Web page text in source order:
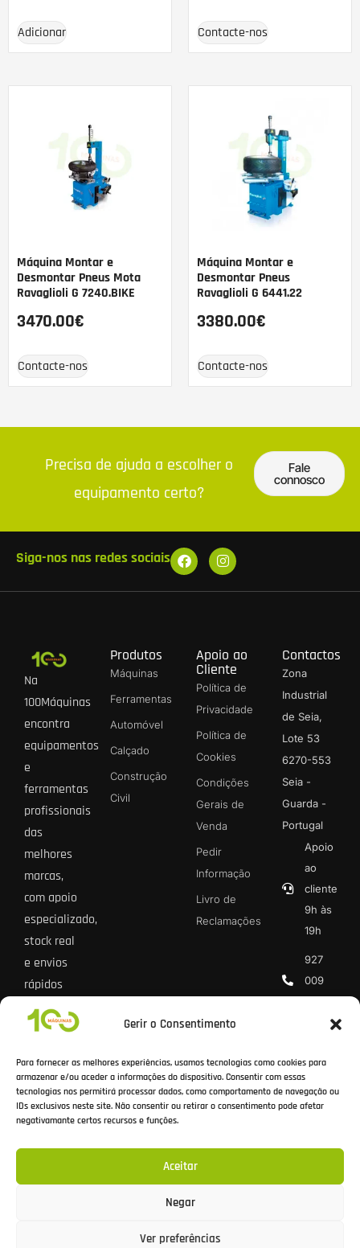
Gerir o Consentimento
Para fornecer as melhores experiências, usamos tecnologias como cookies para
armazenar e/ou aceder a informações do dispositivo. Consentir com essas
tecnologias nos permitirá processar dados, como comportamento de navegação ou
IDs exclusivos neste site. Não consentir ou retirar o consentimento pode afetar
negativamante certos recursos e funções.
Aceitar
Negar
Ver preferências
Adicionar Contacte-nos
Máquina Montar e
Desmontar Pneus Mota
Ravaglioli G 7240.BIKE
3470.00€
Contacte-nos
Máquina Montar e
Desmontar Pneus
Ravaglioli G 6441.22
3380.00€
Contacte-nos
Precisa de ajuda a escolher o
equipamento certo?
Fale
connosco
Siga-nos nas redes sociais
Na
100Máquinas
encontra
equipamentos
e
ferramentas
profissionais
das
melhores
marcas,
com apoio
especializado,
stock real
e envios
rápidos
para todo
o país.
Produtos
Máquinas
Ferramentas
Automóvel
Calçado
Construção
Civil
Apoio ao
Cliente
Política de
Privacidade
Política de
Cookies
Condições
Gerais de
Venda
Pedir
Informação
Livro de
Reclamações
Contactos
Zona
Industrial
de Seia,
Lote 53
6270-553
Seia -
Guarda -
Portugal
Apoio
ao
cliente
9h às
19h
927
009
rede móvel
nacional